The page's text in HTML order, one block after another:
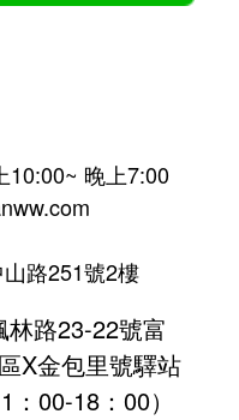
10:00~ 晚上7:00
路251號2樓
林路23-22號富
包里號驛站
18：00）